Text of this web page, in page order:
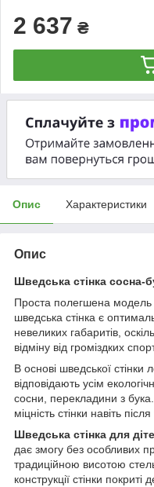
2 637 ₴
Опис Характеристики
Опис
Шведська стінка сосна-
Проста полегшена модель
шведська стінка є
невеликих габаритів,
відміну від громіздких
В основі шведської
відповідають усім
сосни, перекладини з бука.
міцність стінки навіть
Шведська стінка для
дає змогу без особливих
традиційною висотою
конструкції стінки